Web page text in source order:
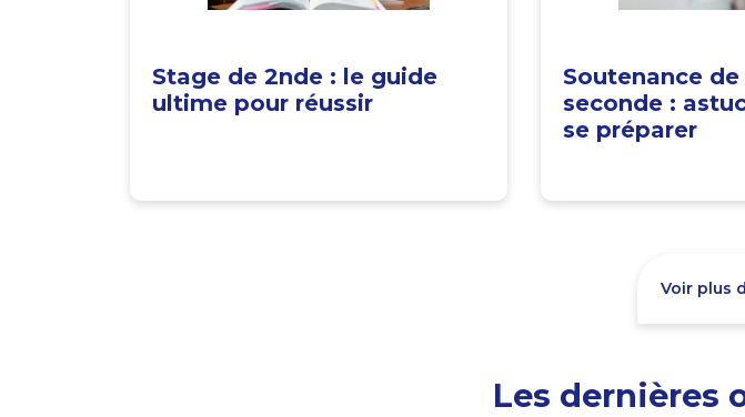
Stage de 2nde : le guide
ultime pour réussir
Soutenance
seconde :
se préparer
Voir plus
Les dernières